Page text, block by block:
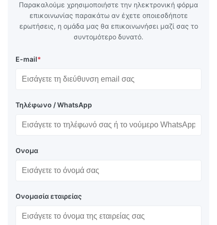
Παρακαλούμε χρησιμοποιήστε την ηλεκτρονική φόρμα
επικοινωνίας παρακάτω αν έχετε οποιεσδήποτε
ερωτήσεις, η ομάδα μας θα επικοινωνήσει μαζί σας το
συντομότερο δυνατό.
E-mail*
Τηλέφωνο / WhatsApp
Ονομα
Ονομασία εταιρείας